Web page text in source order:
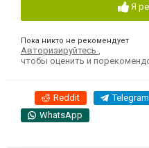
Я
Пока никто не рекомендует
Авторизируйтесь ,
чтобы оценить и
Reddit Telegram
WhatsApp